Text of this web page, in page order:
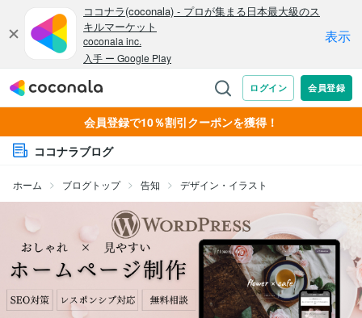
会員登録で10％割引クーポンを獲得！
ココナラブログ
ホーム ブログトップ 告知 デザイン・イラスト